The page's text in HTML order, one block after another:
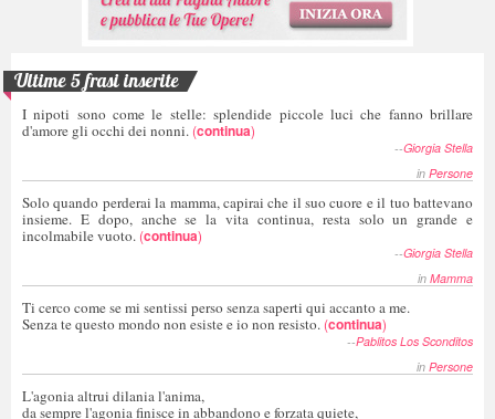
Ultime 5 frasi inserite
I nipoti sono come le stelle: splendide piccole luci che fanno brillare
d'amore gli occhi dei nonni. (continua)
--Giorgia Stella
in Persone
Solo quando perderai la mamma, capirai che il suo cuore e il tuo battevano
insieme. E dopo, anche se la vita continua, resta solo un grande e
incolmabile vuoto. (continua)
--Giorgia Stella
in Mamma
Ti cerco come se mi sentissi perso senza saperti qui accanto a me.
Senza te questo mondo non esiste e io non resisto. (continua)
--Pablitos Los Sconditos
in Persone
L'agonia altrui dilania l'anima,
da sempre l'agonia finisce in abbandono e forzata quiete,